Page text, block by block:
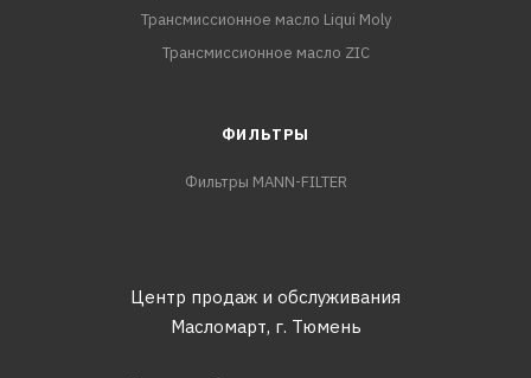
Трансмиссионное масло Liqui Moly
Трансмиссионное масло ZIC
ФИЛЬТРЫ
Фильтры MANN-FILTER
Центр продаж и обслуживания
Масломарт, г. Тюмень